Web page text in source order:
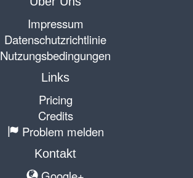
Impressum
Datenschutzrichtlinie
Nutzungsbedingungen
Links
Pricing
Credits
Problem melden
Kontakt